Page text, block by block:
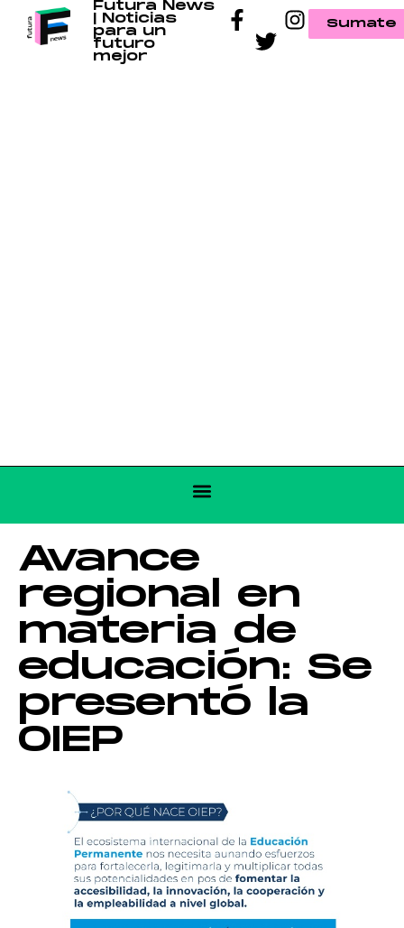
Futura News
| Noticias
para un
futuro
mejor
Sumate
Avance
regional en
materia de
educación: Se
presentó la
OIEP